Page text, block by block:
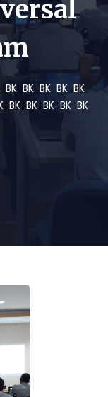
BK BK BK BK BK
BK BK BK BK BK